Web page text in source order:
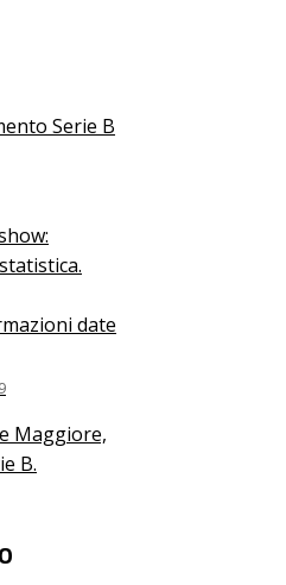
Maggiore,
B.